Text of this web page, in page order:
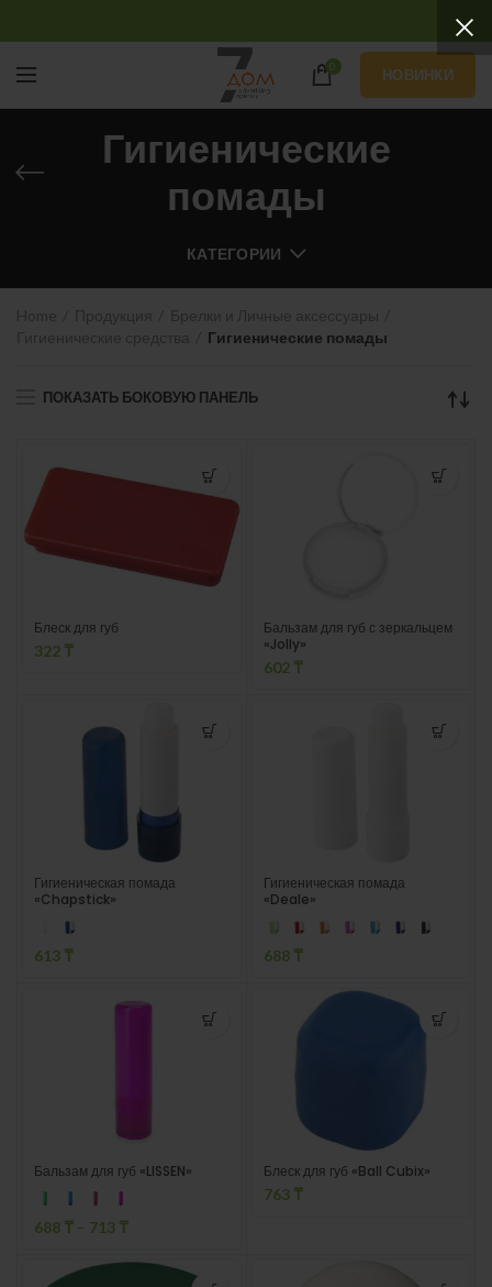
0 НОВИНКИ
Гигиенические
помады
КАТЕГОРИИ
Гигиенические помады
ПОКАЗАТЬ БОКОВУЮ ПАНЕЛЬ
Блеск для губ
322 ₸
Бальзам для губ с зеркальцем
«Jolly»
602 ₸
Гигиеническая помада
«Chapstick»
613 ₸
Гигиеническая помада
«Deale»
688 ₸
Бальзам для губ «LISSEN»
688 ₸ – 713 ₸
Блеск для губ «Ball Cubix»
763 ₸